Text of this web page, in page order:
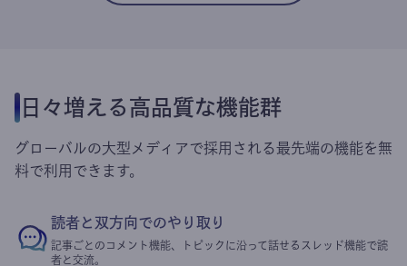
日々増える高品質な機能群
グローバルの大型メディアで採用される最先端の機能を無
料で利用できます。
読者と双方向でのやり取り
記事ごとのコメント機能、トピックに沿って話せるスレッド機能で読
者と交流。